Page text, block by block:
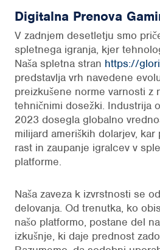
Digitalna Prenova
V zadnjem desetletju smo
spletnega igranja, kjer
Naša spletna stran https://
predstavlja vrh navedene
preizkušene norme varnosti z
tehničnimi dosežki. Industrija
2023 dosegla globalno
milijard ameriških dolarjev,
rast in zaupanje igralcev v
platforme.
Naša zaveza k izvrstnosti se
delovanja. Od trenutka, ko
našo platformo, postane del
izkušnje, ki daje prednost